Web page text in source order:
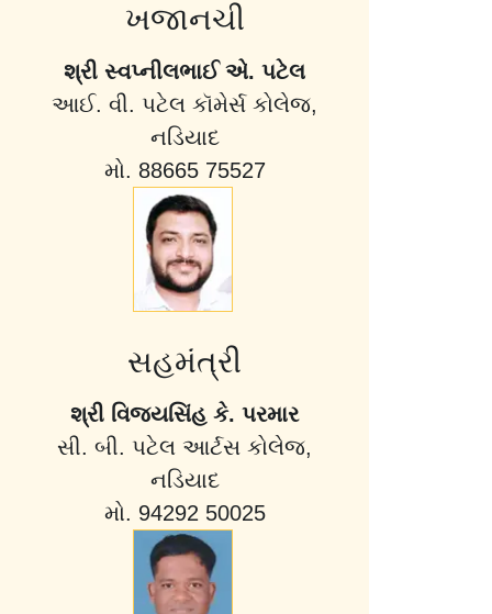
ખજાનચી
શ્રી સ્વપ્નીલભાઈ એ. પટેલ
આઈ. વી. પટેલ કૉમેર્સ કોલેજ,
નડિયાદ
મો. 88665 75527
સહમંત્રી
શ્રી વિજયસિંહ કે. પરમાર
સી. બી. પટેલ આર્ટસ કોલેજ,
નડિયાદ
મો. 94292 50025